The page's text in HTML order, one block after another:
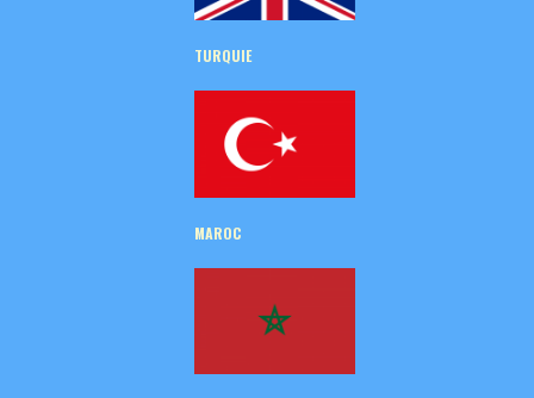
TURQUIE
MAROC